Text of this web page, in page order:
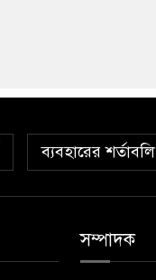
ব্যবহারের শর্তাবলি
সম্পাদক